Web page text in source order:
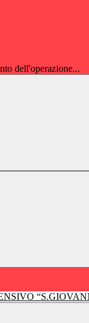
dell'operazione...